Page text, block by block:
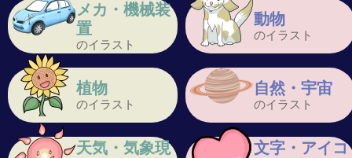
メカ・機械装
置
のイラスト
動物
のイラスト
植物
のイラスト
自然・宇宙
のイラスト
天気・気象現
文字・アイコ